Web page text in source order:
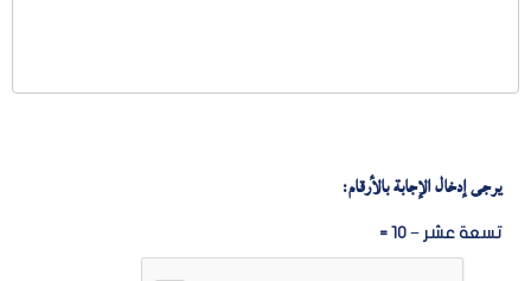
يرجى إدخال الإجابة بالأرقام:
تسعة عشر − 10 =